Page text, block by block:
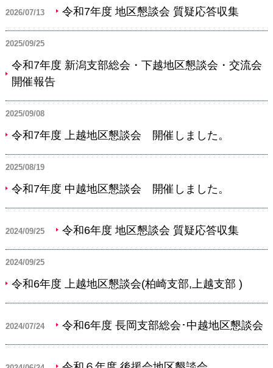
2026/07/13 令和7年度 地区懇談会 質疑応答収集
2025/09/25
令和7年度 新潟支部総会・下越地区懇談会・交流会
開催報告
2025/09/08
令和7年度 上越地区懇談会 開催しました。
2025/08/19
令和7年度 中越地区懇談会 開催しました。
2024/09/25 令和6年度 地区懇談会 質疑応答収集
2024/09/25
令和6年度 上越地区懇談会(柏崎支部,上越支部 )
2024/07/24 令和6年度 長岡支部総会･中越地区懇談会